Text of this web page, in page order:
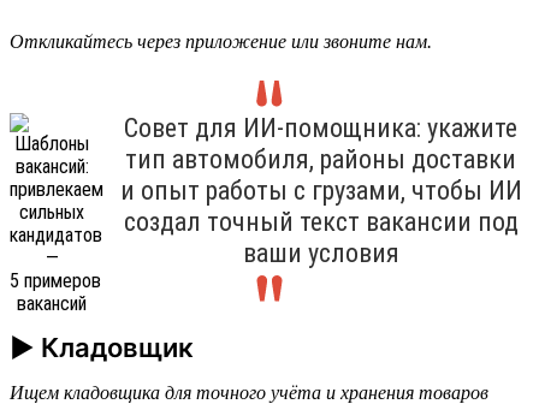
Откликайтесь через приложение или звоните нам.
Совет для ИИ-помощника: укажите
тип автомобиля, районы доставки
и опыт работы с грузами, чтобы ИИ
создал точный текст вакансии под
ваши условия
► Кладовщик
Ищем кладовщика для точного учёта и хранения товаров